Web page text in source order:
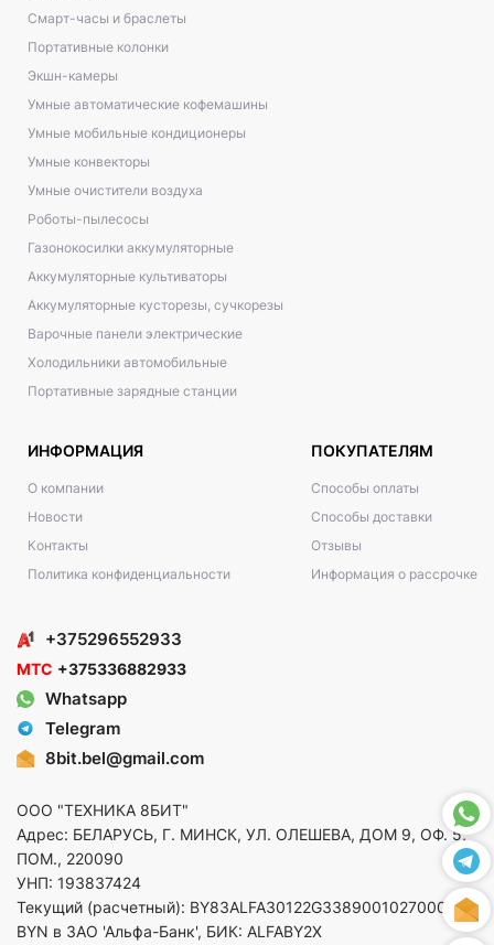
Смарт-часы и браслеты
Портативные колонки
Экшн-камеры
Умные автоматические кофемашины
Умные мобильные кондиционеры
Умные конвекторы
Умные очистители воздуха
Роботы-пылесосы
Газонокосилки аккумуляторные
Аккумуляторные культиваторы
Аккумуляторные кусторезы, сучкорезы
Варочные панели электрические
Холодильники автомобильные
Портативные зарядные станции
ИНФОРМАЦИЯ
О компании
Новости
Контакты
Политика конфиденциальности
ПОКУПАТЕЛЯМ
Способы оплаты
Способы доставки
Отзывы
Информация о рассрочке
+375296552933
МТС +375336882933
Whatsapp
Telegram
8bit.bel@gmail.com
ООО "ТЕХНИКА 8БИТ"
Адрес: БЕЛАРУСЬ, Г. МИНСК, УЛ. ОЛЕШЕВА, ДОМ 9, ОФ. 5,
ПОМ., 220090
УНП: 193837424
Текущий (расчетный): BY83ALFA30122G33890010270000 в
BYN в ЗАО 'Альфа-Банк', БИК: ALFABY2X